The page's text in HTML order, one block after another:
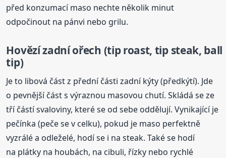
před konzumací maso nechte několik minut
odpočinout na pánvi nebo grilu.
Hovězí zadní ořech (tip roast, tip steak, ball
tip)
Je to libová část z přední části zadní kýty (předkýtí). Jde
o pevnější část s výraznou masovou chutí. Skládá se ze
tří částí svaloviny, které se od sebe oddělují. Vynikající je
pečínka (peče se v celku), pokud je maso perfektně
vyzrálé a odleželé, hodí se i na steak. Také se hodí
na plátky na houbách, na cibuli, řízky nebo rychlé